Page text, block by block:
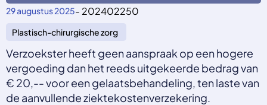
Nieuws
Casussen
Vacatures
Contact
Select a language
29 augustus 2025- 202402250
Plastisch-chirurgische zorg
Verzoekster heeft geen aanspraak op een hogere
vergoeding dan het reeds uitgekeerde bedrag van
€ 20,-- voor een gelaatsbehandeling, ten laste van
de aanvullende ziektekostenverzekering.